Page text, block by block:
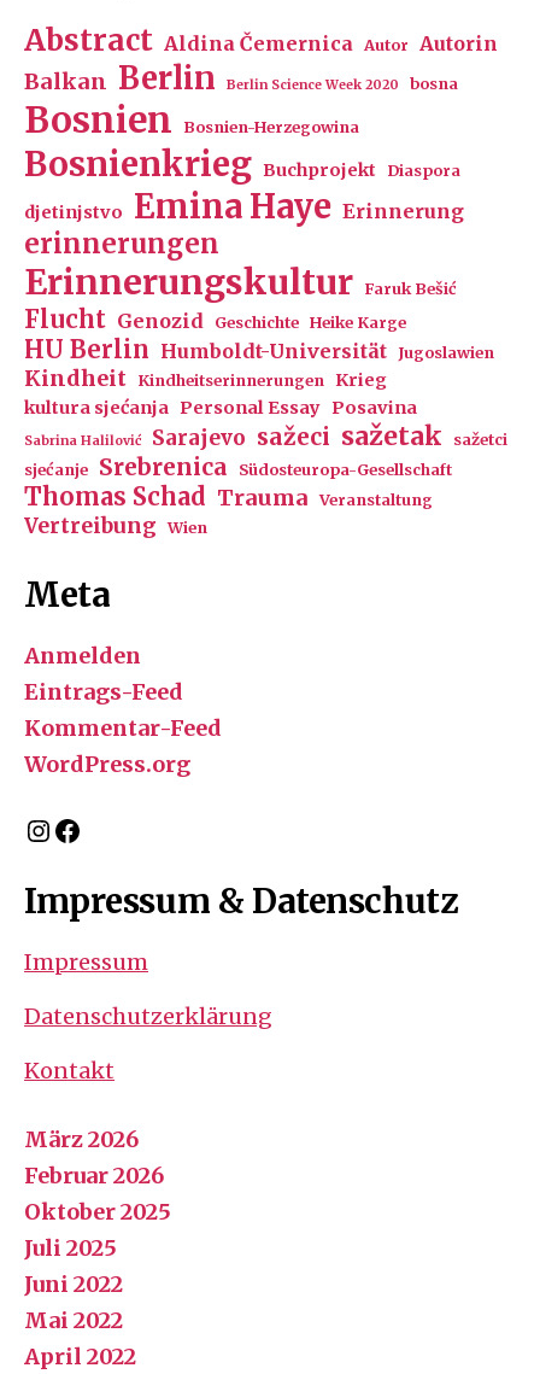
Abstract Aldina Čemernica Autor Autorin
Balkan Berlin Berlin Science Week 2020 bosna
Bosnien Bosnien-Herzegowina
Bosnienkrieg Buchprojekt Diaspora
djetinjstvo Emina Haye Erinnerung
erinnerungen
Erinnerungskultur Faruk Bešić
Flucht Genozid Geschichte Heike Karge
HU Berlin Humboldt-Universität Jugoslawien
Kindheit Kindheitserinnerungen
Krieg
kultura sjećanja Personal Essay Posavina
Sabrina Halilović Sarajevo sažeci sažetak
sažetci
sjećanje
Srebrenica Südosteuropa-Gesellschaft
Thomas Schad Trauma Veranstaltung
Vertreibung Wien
Meta
Anmelden
Eintrags-Feed
Kommentar-Feed
WordPress.org
Instagram
Facebook
Impressum & Datenschutz
Impressum
Datenschutzerklärung
Kontakt
März 2026
Februar 2026
Oktober 2025
Juli 2025
Juni 2022
Mai 2022
April 2022